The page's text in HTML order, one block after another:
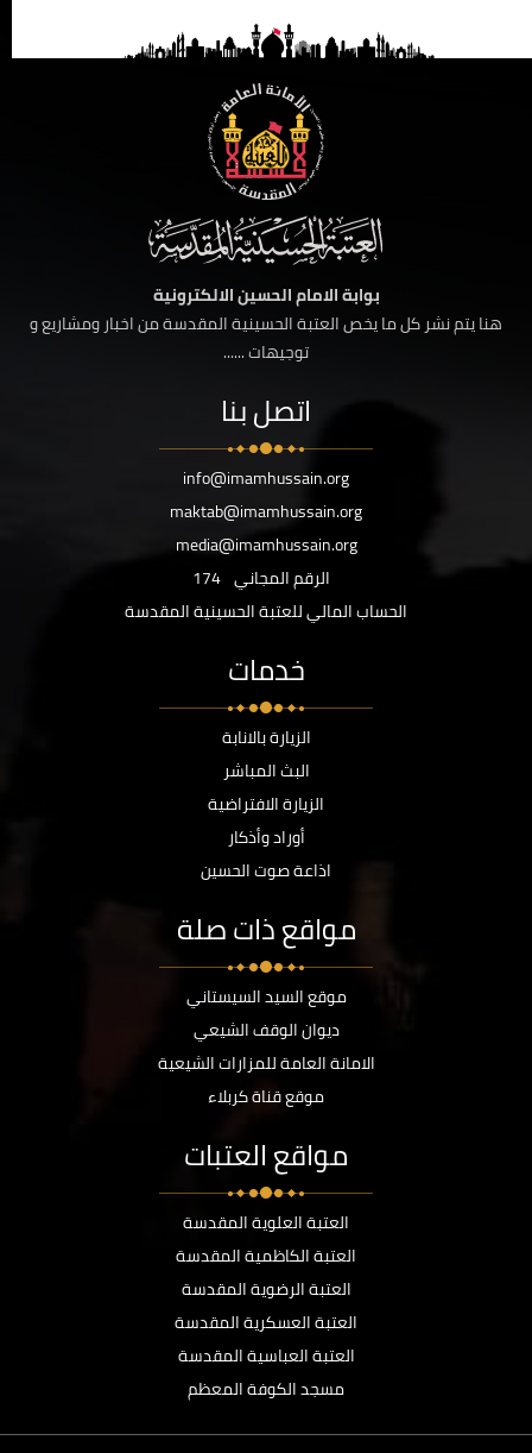
بوابة الامام الحسين الالكترونية
هنا يتم نشر كل ما يخص العتبة الحسينية المقدسة من اخبار ومشاريع و
توجيهات ......
اتصل بنا
info@imamhussain.org
maktab@imamhussain.org
media@imamhussain.org
الرقم المجاني 174
الحساب المالي للعتبة الحسينية المقدسة
خدمات
الزيارة بالانابة
البث المباشر
الزيارة الافتراضية
أوراد وأذكار
اذاعة صوت الحسين
مواقع ذات صلة
موقع السيد السيستاني
ديوان الوقف الشيعي
الامانة العامة للمزارات الشيعية
موقع قناة كربلاء
مواقع العتبات
العتبة العلوية المقدسة
العتبة الكاظمية المقدسة
العتبة الرضوية المقدسة
العتبة العسكرية المقدسة
العتبة العباسية المقدسة
مسجد الكوفة المعظم